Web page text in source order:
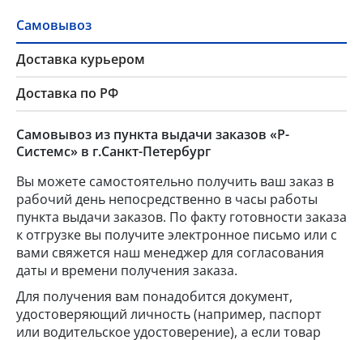
Самовывоз
Доставка курьером
Доставка по РФ
Самовывоз из пункта выдачи заказов «Р-
Системс» в г.Санкт-Петербург
Вы можете самостоятельно получить ваш заказ в
рабочий день непосредственно в часы работы
пункта выдачи заказов. По факту готовности заказа
к отгрузке вы получите электронное письмо или с
вами свяжется наш менеджер для согласования
даты и времени получения заказа.
Для получения вам понадобится документ,
удостоверяющий личность (например, паспорт
или водительское удостоверение), а если товар